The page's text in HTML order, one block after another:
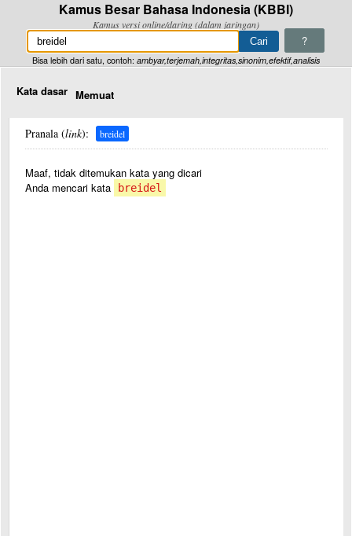
Kamus Besar Bahasa Indonesia (KBBI)
Kamus versi online/daring (dalam jaringan)
?
Bisa lebih dari satu, contoh: ambyar,terjemah,integritas,sinonim,efektif,analisis
Kata dasar Memuat
Pranala (link): breidel
Maaf, tidak ditemukan kata yang dicari
Anda mencari kata
breidel